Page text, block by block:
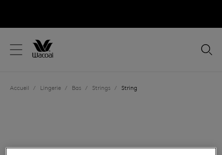
Fermer
Votre pays
Langue
Accueil / Lingerie / Bas / Strings / String